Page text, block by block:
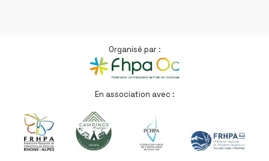
Organisé par :
En association avec :